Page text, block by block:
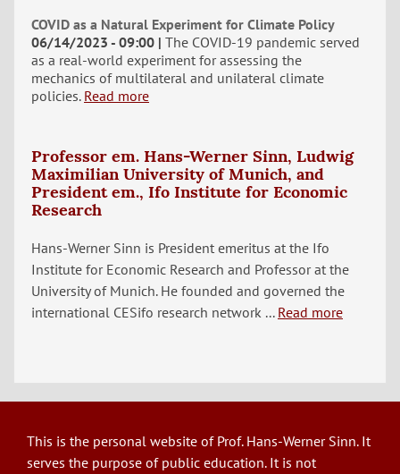
COVID as a Natural Experiment for Climate Policy
06/14/2023 - 09:00 The COVID-19 pandemic served
as a real-world experiment for assessing the
mechanics of multilateral and unilateral climate
policies. Read more
Professor em. Hans-Werner Sinn, Ludwig
Maximilian University of Munich, and
President em., Ifo Institute for Economic
Research
Hans-Werner Sinn is President emeritus at the Ifo
Institute for Economic Research and Professor at the
University of Munich. He founded and governed the
international CESifo research network ... Read more
This is the personal website of Prof. Hans-Werner Sinn. It
serves the purpose of public education. It is not